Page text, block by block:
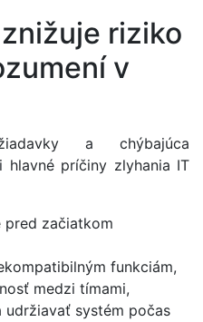
riziko
v
a chýbajúca
hlavné príčiny zlyhania IT
pred začiatkom
funkciám,
medzi tímami,
systém počas